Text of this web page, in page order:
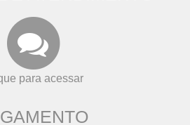
para acessar